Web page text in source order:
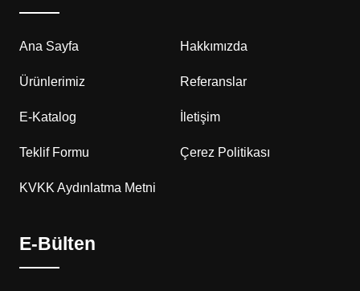
Ana Sayfa Hakkımızda
Ürünlerimiz Referanslar
E-Katalog İletişim
Teklif Formu Çerez Politikası
KVKK Aydınlatma Metni
E-Bülten